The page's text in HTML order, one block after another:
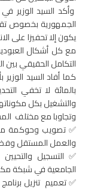
وأكد السيد الوزير
الجمهورية بخصوص
يكون إلا تحفيزا على
مع كل أشكال
التكامل الحقيقي
بالمائة لا تخفي
والتشغيل بكل
وتجاوبا مع مختلف
✅ تصويب وحوكمة
والعمل المستقل
✅ التسجيل
الجامعية في شبكة
✅ تعميم تنزيل